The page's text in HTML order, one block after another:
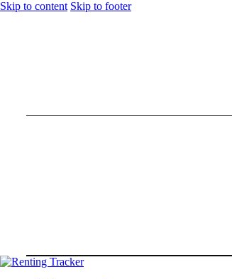
Skip to content Skip to footer